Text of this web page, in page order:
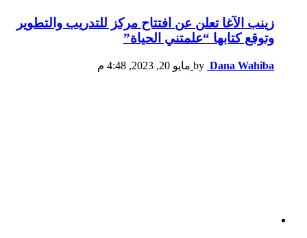
زينب الآغا تعلن عن افتتاح مركز للتدريب والتطوير
وتوقع كتابها “علمتني الحياة”
by Dana Wahiba مايو 20, 2023, 4:48 م